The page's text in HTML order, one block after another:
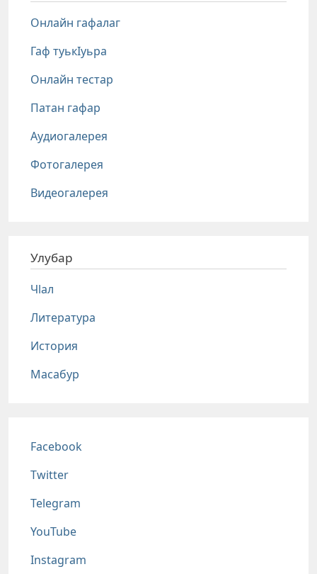
Онлайн гафалаг
Гаф туькIуьра
Онлайн тестар
Патан гафар
Аудиогалерея
Фотогалерея
Видеогалерея
Улубар
Чlал
Литература
История
Масабур
Соц сети
Facebook
Twitter
Telegram
YouTube
Instagram